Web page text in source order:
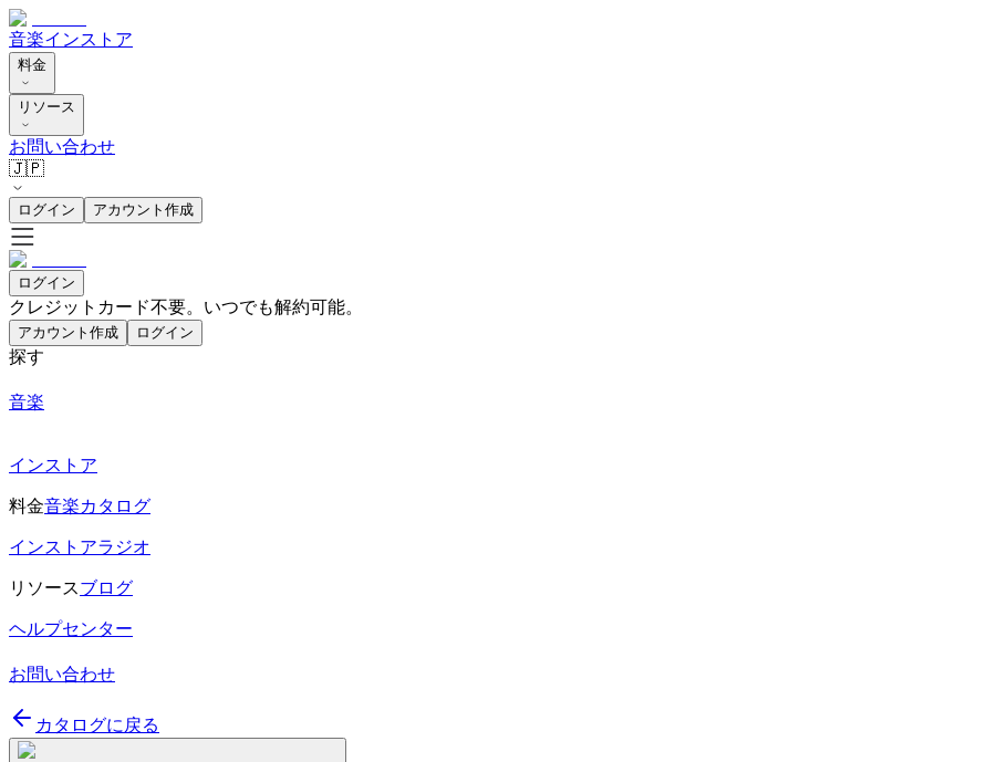
音楽インストア
料金
リソース
お問い合わせ
🇯🇵
ログイン アカウント作成
ログイン
クレジットカード不要。いつでも解約可能。
アカウント作成 ログイン
探す
音楽
インストア
料金音楽カタログ
インストアラジオ
リソースブログ
ヘルプセンター
お問い合わせ
カタログに戻る